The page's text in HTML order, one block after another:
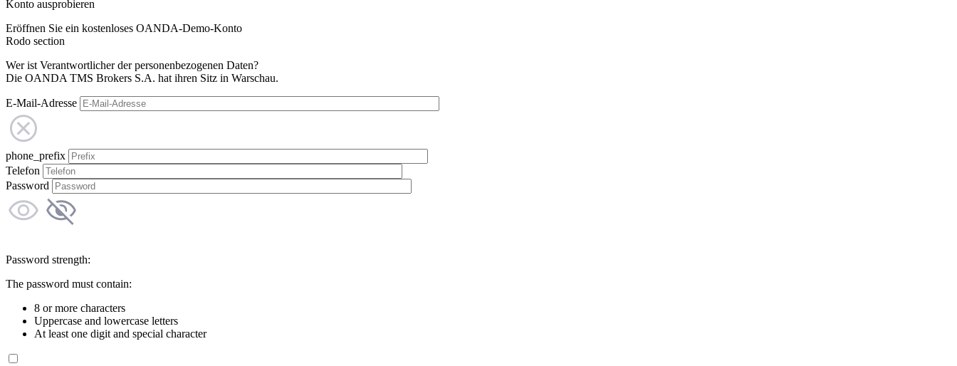
Konto ausprobieren
Eröffnen Sie ein kostenloses OANDA-Demo-Konto
Rodo section
Wer ist Verantwortlicher der personenbezogenen Daten?
Die OANDA TMS Brokers S.A. hat ihren Sitz in Warschau.
E-Mail-Adresse
phone_prefix
Telefon
Password
Password strength:
The password must contain:
8 or more characters
Uppercase and lowercase letters
At least one digit and special character